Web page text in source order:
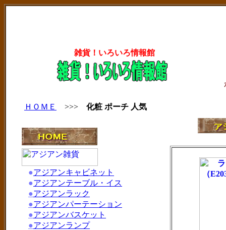
雑貨！いろいろ情報館
ＨＯＭＥ >>> 化粧 ポーチ 人気
●アジアンキャビネット
●アジアンテーブル・イス
●アジアンラック
●アジアンパーテーション
●アジアンバスケット
●アジアンランプ